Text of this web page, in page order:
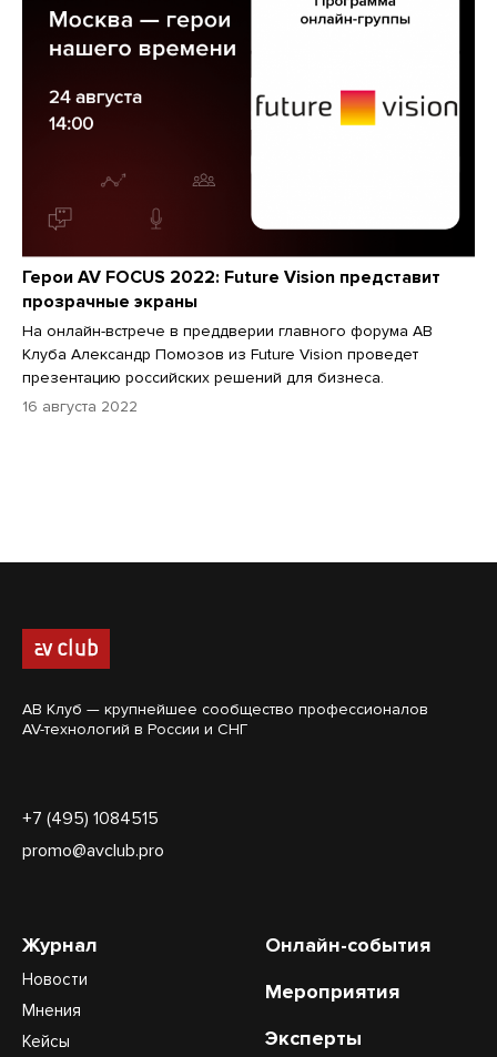
Герои AV FOCUS 2022: Future Vision представит
прозрачные экраны
На онлайн-встрече в преддверии главного форума АВ
Клуба Александр Помозов из Future Vision проведет
презентацию российских решений для бизнеса.
16 августа 2022
АВ Клуб — крупнейшее сообщество профессионалов
AV-технологий в России и СНГ
+7 (495) 1084515
promo@avclub.pro
Журнал
Новости
Мнения
Кейсы
Онлайн-события
Мероприятия
Эксперты